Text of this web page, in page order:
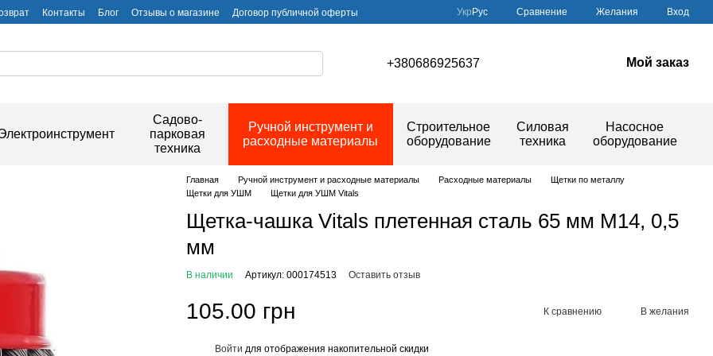
Контакты Блог Отзывы о магазине
Договор публичной оферты
Укр Рус Сравнение Желания Вход
+380686925637 Мой заказ
Садово-
парковая
техника
Ручной инструмент и
расходные материалы
Строительное
оборудование
Силовая
техника
Насосное
оборудование
Главная Ручной инструмент и расходные материалы Расходные материалы
Щетки по металлу
Щетки для УШМ
Щетки для УШМ Vitals
Щетка-чашка Vitals плетенная сталь 65 мм М14, 0,5
мм
В наличии Артикул: 000174513 Оставить отзыв
105.00 грн К сравнению В желания
Войти для отображения накопительной скидки